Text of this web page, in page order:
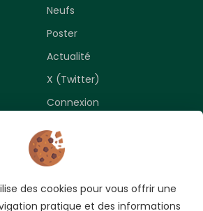
Neufs
Poster
Actualité
X (Twitter)
Connexion
les meilleures opportunités.
des cookies pour vous offrir une
pratique et des informations